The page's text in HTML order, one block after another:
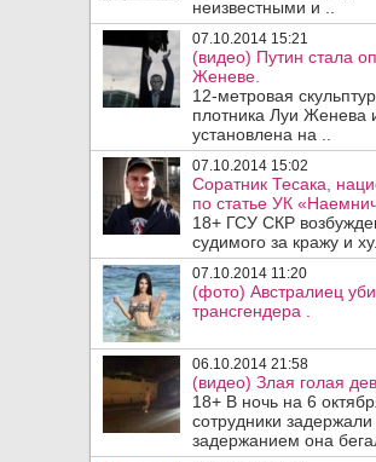
неизвестными и ..
07.10.2014 15:21
(видео) Путин стала
Женеве.
12-метровая
плотника Луи Женева
установлена на ..
07.10.2014 15:02
Соратник Тесака,
по статье УК
18+ ГСУ СКР
судимого за кражу и
07.10.2014 11:20
(фото) Австралиец
трансгендера .
06.10.2014 21:58
(видео) Злая голая
18+ В ночь на 6
сотрудники
задержанием она